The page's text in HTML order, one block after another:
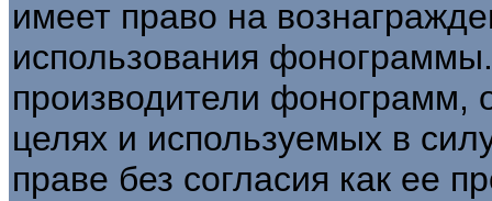
имеет право на
использования
производители фонограмм,
целях и используемых в
праве без согласия как ее